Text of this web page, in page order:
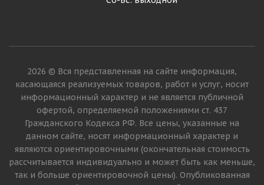
2026 © Вся представленная на сайте информация,
касающаяся реализуемых товаров, работ и услуг, носит
информационный характер и не является публичной
офертой, определяемой положениями ст. 437
Гражданского Кодекса РФ. Все цены, указанные на
данном сайте, носят информационный характер и
являются ориентировочными (окончательная стоимость
рассчитывается индивидуально и может быть как меньше,
так и больше ориентировочной цены). Опубликованная